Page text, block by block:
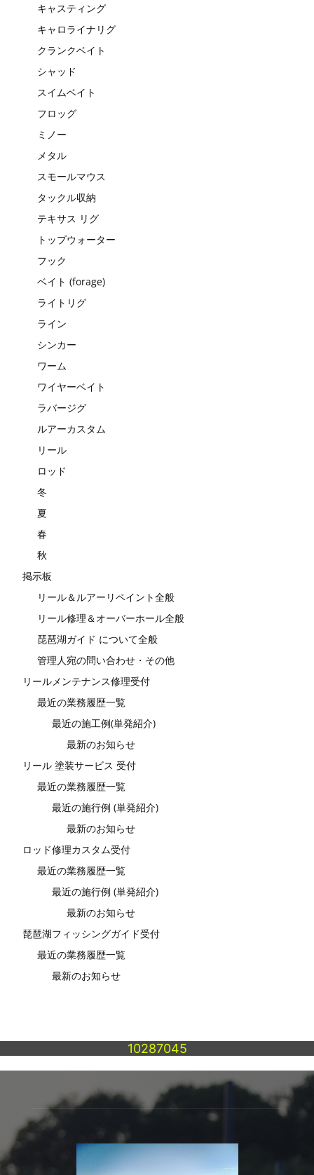
キャスティング
キャロライナリグ
クランクベイト
シャッド
スイムベイト
フロッグ
ミノー
メタル
スモールマウス
タックル収納
テキサス リグ
トップウォーター
フック
ベイト (forage)
ライトリグ
ライン
シンカー
ワーム
ワイヤーベイト
ラバージグ
ルアーカスタム
リール
ロッド
冬
夏
春
秋
掲示板
リール＆ルアーリペイント全般
リール修理＆オーバーホール全般
琵琶湖ガイド について全般
管理人宛の問い合わせ・その他
リールメンテナンス修理受付
最近の業務履歴一覧
最近の施工例(単発紹介)
最新のお知らせ
リール 塗装サービス 受付
最近の業務履歴一覧
最近の施行例 (単発紹介)
最新のお知らせ
ロッド修理カスタム受付
最近の業務履歴一覧
最近の施行例 (単発紹介)
最新のお知らせ
琵琶湖フィッシングガイド受付
最近の業務履歴一覧
最新のお知らせ
10287045